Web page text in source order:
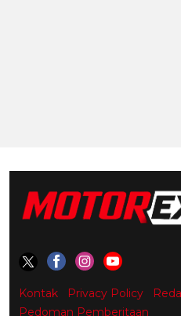
Kontak Privacy Policy
Pedoman Pemberitaan